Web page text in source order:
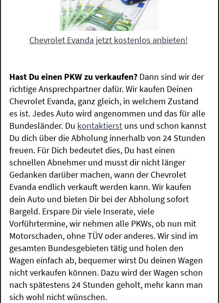
Chevrolet Evanda jetzt kostenlos anbieten!
Hast Du einen PKW zu verkaufen? Dann sind wir der
richtige Ansprechpartner dafür. Wir kaufen Deinen
Chevrolet Evanda, ganz gleich, in welchem Zustand
es ist. Jedes Auto wird angenommen und das für alle
Bundesländer. Du kontaktierst uns und schon kannst
Du dich über die Abholung innerhalb von 24 Stunden
freuen. Für Dich bedeutet dies, Du hast einen
schnellen Abnehmer und musst dir nicht länger
Gedanken darüber machen, wann der Chevrolet
Evanda endlich verkauft werden kann. Wir kaufen
dein Auto und bieten Dir bei der Abholung sofort
Bargeld. Erspare Dir viele Inserate, viele
Vorführtermine, wir nehmen alle PKWs, ob nun mit
Motorschaden, ohne TÜV oder anderes. Wir sind im
gesamten Bundesgebieten tätig und holen den
Wagen einfach ab, bequemer wirst Du deinen Wagen
nicht verkaufen können. Dazu wird der Wagen schon
nach spätestens 24 Stunden geholt, mehr kann man
sich wohl nicht wünschen.